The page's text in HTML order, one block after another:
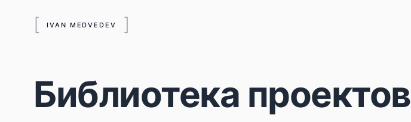
[ IVAN MEDVEDEV ]
Библиотека проектов